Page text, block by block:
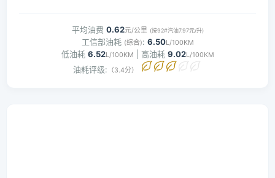
平均油费 0.62元/公里 (按92#汽油7.97元/升)
工信部油耗 (综合): 6.50L/100KM
低油耗 6.52L/100KM | 高油耗 9.02L/100KM
油耗评级: （3.4分）